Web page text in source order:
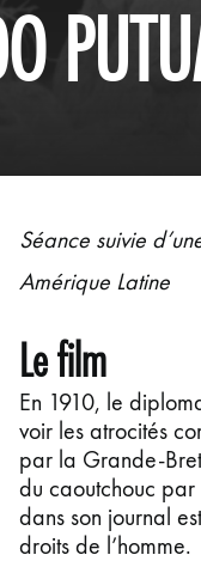
Séance suivie
Amérique Latine
Le film
En 1910, le
voir les atrocités
par la Grande-
du caoutchouc par
dans son journal
droits de l’homme.